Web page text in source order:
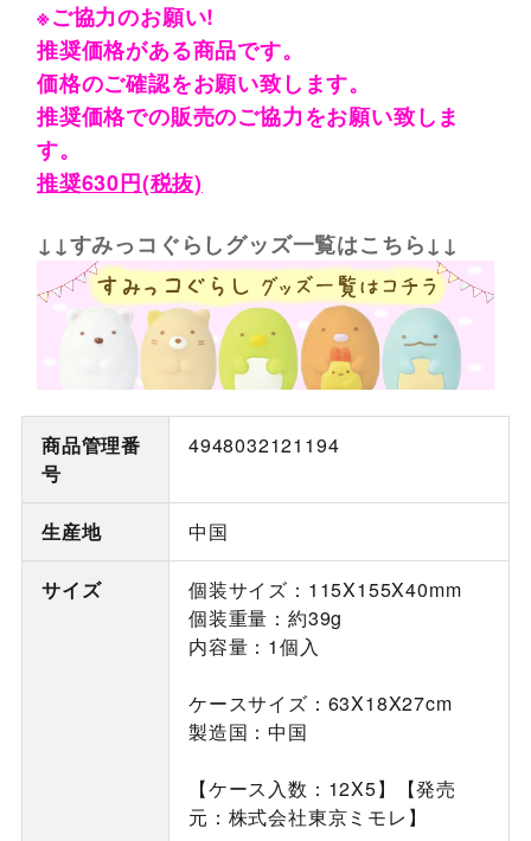
※ご協力のお願い!
推奨価格がある商品です。
価格のご確認をお願い致します。
推奨価格での販売のご協力をお願い致しま
す。
推奨630円(税抜)
↓↓すみっコぐらしグッズ一覧はこちら↓↓
商品管理番
号
4948032121194
生産地 中国
サイズ
個装サイズ：115X155X40mm
個装重量：約39g
内容量：1個入
ケースサイズ：63X18X27cm
製造国：中国
【ケース入数：12X5】【発売
元：株式会社東京ミモレ】